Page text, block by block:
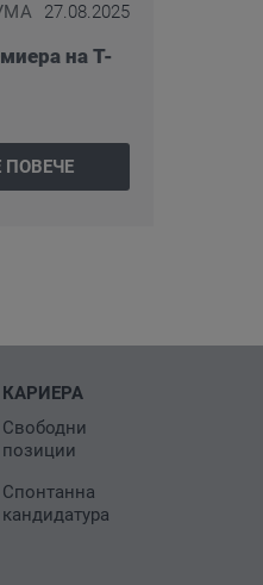
27.08.2025
на T-
ПОВЕЧЕ
КАРИЕРА
Свободни
позиции
Спонтанна
кандидатура